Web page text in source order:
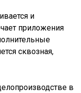
и
приложения
сквозная,
в